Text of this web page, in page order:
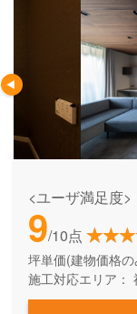
<ユーザ満足度>
9/10点
坪単価(建物価格の
施工対応エリア：